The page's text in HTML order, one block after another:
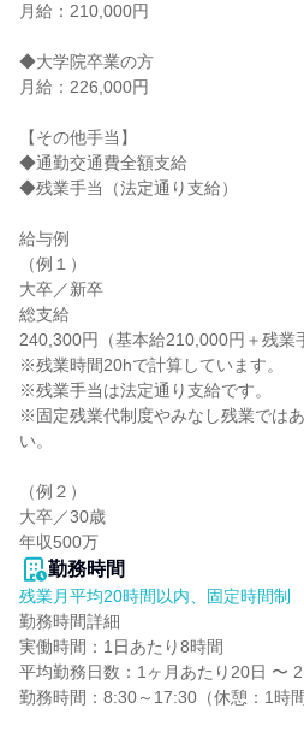
月給：210,000円
◆大学院卒業の方
月給：226,000円
【その他手当】
◆通勤交通費全額支給
◆残業手当（法定通り支給）
給与例
（例１）
大卒／新卒
総支給
240,300円（基本給210,000円＋残業
※残業時間20hで計算しています。
※残業手当は法定通り支給です。
※固定残業代制度やみなし残業では
い。
（例２）
大卒／30歳
年収500万
勤務時間
残業月平均20時間以内、固定時間制
勤務時間詳細
実働時間：1日あたり8時間
平均勤務日数：1ヶ月あたり20日 〜
勤務時間：8:30～17:30（休憩：1時間